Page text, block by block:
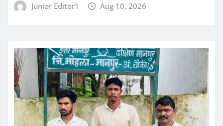
Junior Editor1 Aug 10, 2026